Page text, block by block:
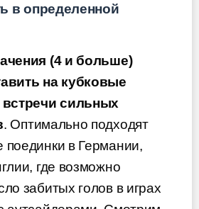
в определенной
(4 и больше)
на кубковые
сильных
. Оптимально подходят
в Германии,
где возможно
забитых голов в играх